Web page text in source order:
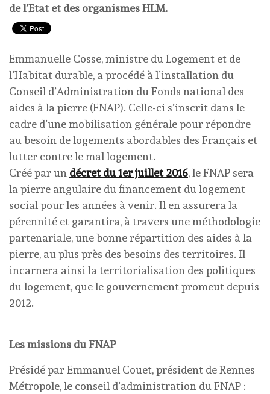
de l’Etat et des organismes HLM.
Emmanuelle Cosse, ministre du Logement et de
l’Habitat durable, a procédé à l’installation du
Conseil d’Administration du Fonds national des
aides à la pierre (FNAP). Celle-ci s’inscrit dans le
cadre d’une mobilisation générale pour répondre
au besoin de logements abordables des Français et
lutter contre le mal logement.
Créé par un décret du 1er juillet 2016, le FNAP sera
la pierre angulaire du financement du logement
social pour les années à venir. Il en assurera la
pérennité et garantira, à travers une méthodologie
partenariale, une bonne répartition des aides à la
pierre, au plus près des besoins des territoires. Il
incarnera ainsi la territorialisation des politiques
du logement, que le gouvernement promeut depuis
2012.
Les missions du FNAP
Présidé par Emmanuel Couet, président de Rennes
Métropole, le conseil d’administration du FNAP :